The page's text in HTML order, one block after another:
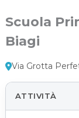
Scuola
Biagi
Via Grotta
ATTIVITÀ